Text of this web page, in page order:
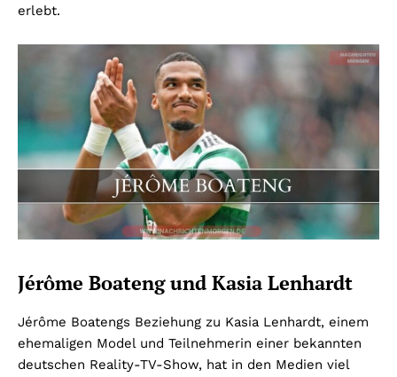
erlebt.
Jérôme Boateng und Kasia Lenhardt
Jérôme Boatengs Beziehung zu Kasia Lenhardt, einem
ehemaligen Model und Teilnehmerin einer bekannten
deutschen Reality-TV-Show, hat in den Medien viel